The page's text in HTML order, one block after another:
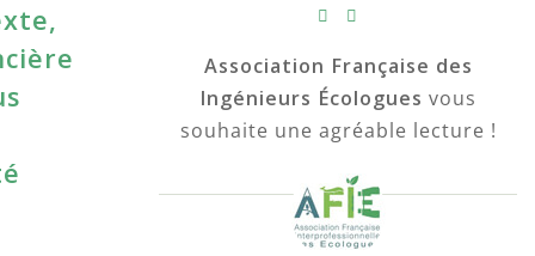
Association Française des
Ingénieurs Écologues vous
souhaite une agréable lecture !